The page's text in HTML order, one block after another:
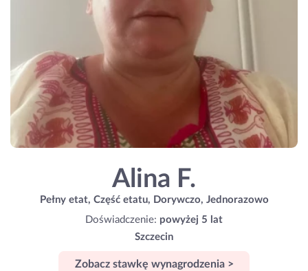
Alina F.
Pełny etat, Część etatu, Dorywczo, Jednorazowo
Doświadczenie: powyżej 5 lat
Szczecin
Zobacz stawkę wynagrodzenia >